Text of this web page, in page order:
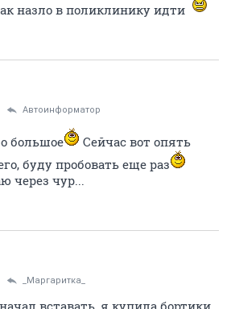
назло в поликлинику идти
Автоинформатор
большое
Сейчас вот опять
буду пробовать еще раз
через чур...
_Маргаритка_
вставать, я купила бортики